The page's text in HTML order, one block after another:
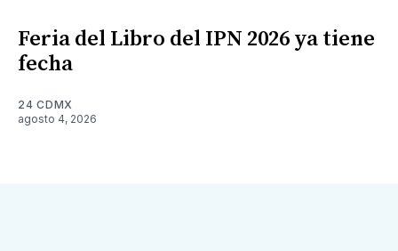
Feria del Libro del IPN 2026 ya tiene
fecha
24 CDMX
agosto 4, 2026